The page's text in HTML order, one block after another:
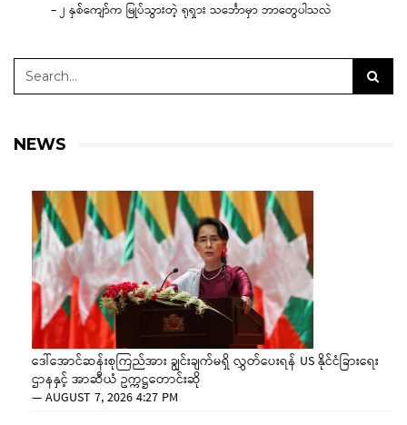
– ၂ နှစ်ကျော်က မြုပ်သွားတဲ့ ရုရှား သင်္ဘောမှာ ဘာတွေပါသလဲ
NEWS
ဒေါ်အောင်ဆန်းစုကြည်အား ချွင်းချက်မရှိ လွှတ်ပေးရန် US နိုင်ငံခြားရေး
ဌာနနှင့် အာဆီယံ ဥက္ကဋ္ဌတောင်းဆို
—AUGUST 7, 2026 4:27 PM